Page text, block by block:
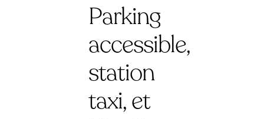
Parking
accessible,
station
taxi, et